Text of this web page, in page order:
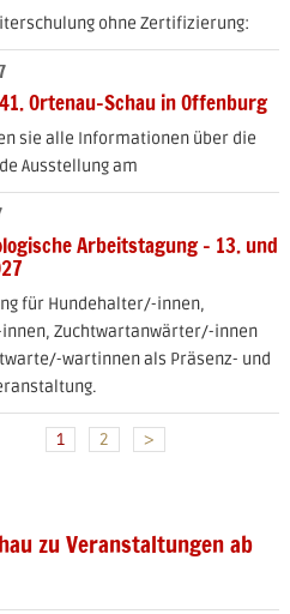
ohne Zertifizierung:
Ortenau-Schau in Offenburg
sie alle Informationen über die
Ausstellung am
Arbeitstagung - 13. und
für Hundehalter/-innen,
Zuchtwartanwärter/-innen
wartinnen als Präsenz- und
1 2 >
zu Veranstaltungen ab